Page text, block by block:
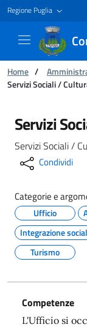
Regione Puglia
Ti trovi in:
Home /
Servizi Sociali /
Servizi
Servizi
Servizi Sociali /
Condividi
Categorie e
Ufficio
Integrazione
Turismo
Competenze
L'Ufficio si